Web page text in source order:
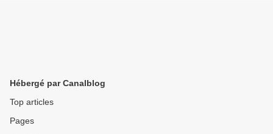
Hébergé par Canalblog
Top articles
Pages